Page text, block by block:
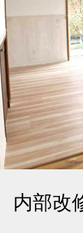
内部改